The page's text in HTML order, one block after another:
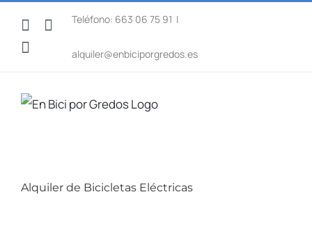
contenido
Facebook
WhatsApp
Instagram
Teléfono: 663 06 75 91 |
alquiler@enbiciporgredos.es
Alquiler de Bicicletas Eléctricas